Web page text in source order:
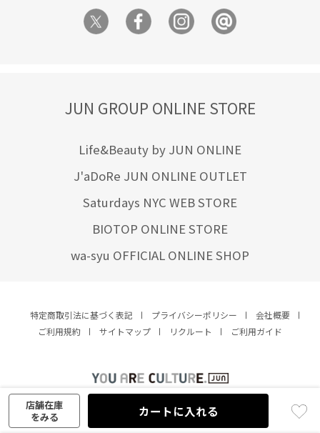
JUN GROUP ONLINE STORE
Life&Beauty by JUN ONLINE
J'aDoRe JUN ONLINE OUTLET
Saturdays NYC WEB STORE
BIOTOP ONLINE STORE
wa-syu OFFICIAL ONLINE SHOP
特定商取引法に基づく表記 プライバシーポリシー
会社概要
ご利用規約
サイトマップ リクルート ご利用ガイド
YOU ARE CULTURE.
店舗在庫
をみる
カートに入れる